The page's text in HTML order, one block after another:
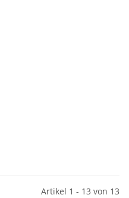
Artikel 1 - 13 von 13